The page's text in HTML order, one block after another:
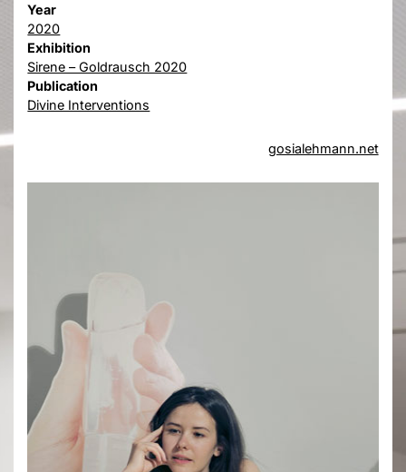
Year
2020
Exhibition
Sirene – Goldrausch 2020
Publication
Divine Interventions
gosialehmann.net